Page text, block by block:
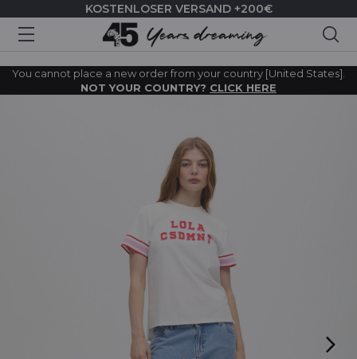
KOSTENLOSER VERSAND +200€
You cannot place a new order from your country [United States].
NOT YOUR COUNTRY? CLICK HERE